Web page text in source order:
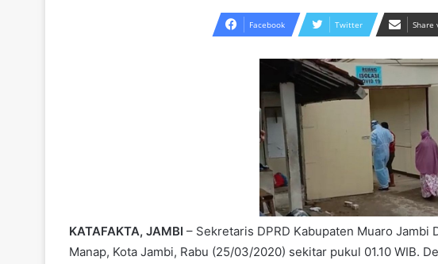
Facebook Twitter Share
KATAFAKTA, JAMBI – Sekretaris DPRD Kabupaten Muaro
Manap, Kota Jambi, Rabu (25/03/2020) sekitar pukul 01.10 WIB.